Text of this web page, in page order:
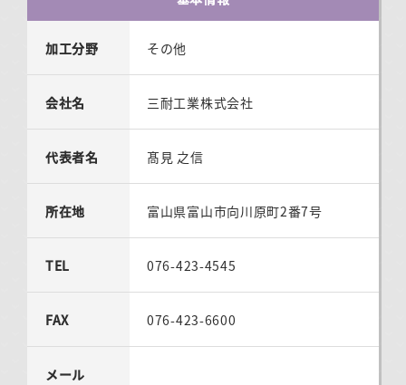
加工分野 その他
会社名 三耐工業株式会社
代表者名 髙見 之信
所在地 富山県富山市向川原町2番7号
TEL 076-423-4545
FAX 076-423-6600
メール